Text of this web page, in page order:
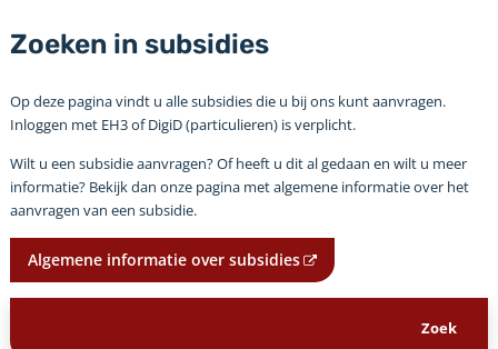
Zoeken in subsidies
Op deze pagina vindt u alle subsidies die u bij ons kunt aanvragen.
Inloggen met EH3 of DigiD (particulieren) is verplicht.
Wilt u een subsidie aanvragen? Of heeft u dit al gedaan en wilt u meer
informatie? Bekijk dan onze pagina met algemene informatie over het
aanvragen van een subsidie.
Algemene informatie over subsidies